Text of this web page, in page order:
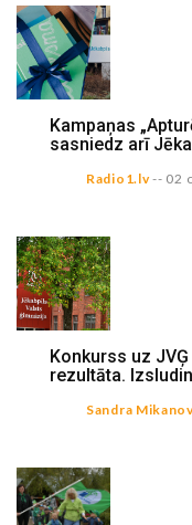
Kampaņas
sasniedz arī
Radio1.lv-- 02
Konkurss uz
rezultāta.
Sandra